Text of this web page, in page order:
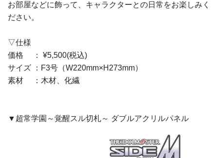
お部屋などに飾って、キャラクターとの日常をお楽しみく
ださい。
▽仕様
価格 ： ¥5,500(税込)
サイズ ：F3号（W220mm×H273mm）
素材 ：木材、化繊
▼超常学園～覚醒スル切札～ ダブルアクリルパネル